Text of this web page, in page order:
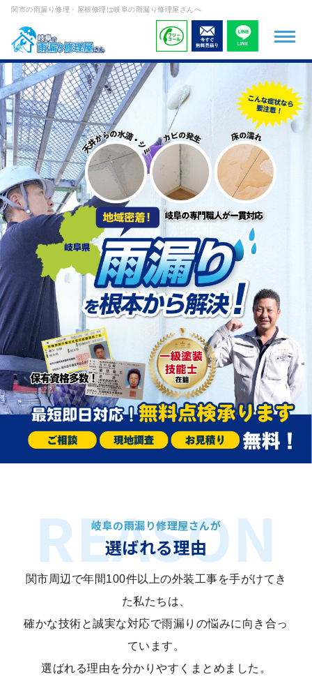
関市の雨漏り修理・屋根修理は岐阜の雨漏り修理屋さんへ
岐阜の雨漏り修理屋さんが
選ばれる理由
関市周辺で年間100件以上の外装工事を手がけてき
た私たちは、
確かな技術と誠実な対応で雨漏りの悩みに向き合っ
ています。
選ばれる理由を分かりやすくまとめました。